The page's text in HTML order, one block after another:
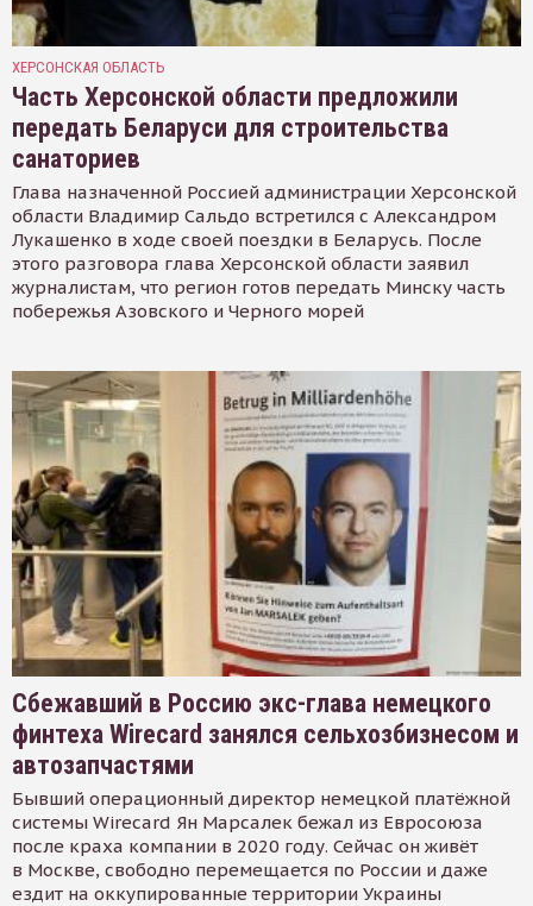
ХЕРСОНСКАЯ ОБЛАСТЬ
Часть Херсонской области предложили
передать Беларуси для строительства
санаториев
Глава назначенной Россией администрации Херсонской
области Владимир Сальдо встретился с Александром
Лукашенко в ходе своей поездки в Беларусь. После
этого разговора глава Херсонской области заявил
журналистам, что регион готов передать Минску часть
побережья Азовского и Черного морей
Сбежавший в Россию экс-глава немецкого
финтеха Wirecard занялся сельхозбизнесом и
автозапчастями
Бывший операционный директор немецкой платёжной
системы Wirecard Ян Марсалек бежал из Евросоюза
после краха компании в 2020 году. Сейчас он живёт
в Москве, свободно перемещается по России и даже
ездит на оккупированные территории Украины